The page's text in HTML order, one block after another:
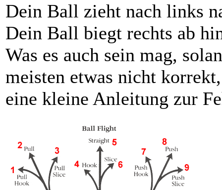
Dein Ball zieht nach links
Dein Ball biegt rechts ab
Was es auch sein mag,
meisten etwas nicht
eine kleine Anleitung zur